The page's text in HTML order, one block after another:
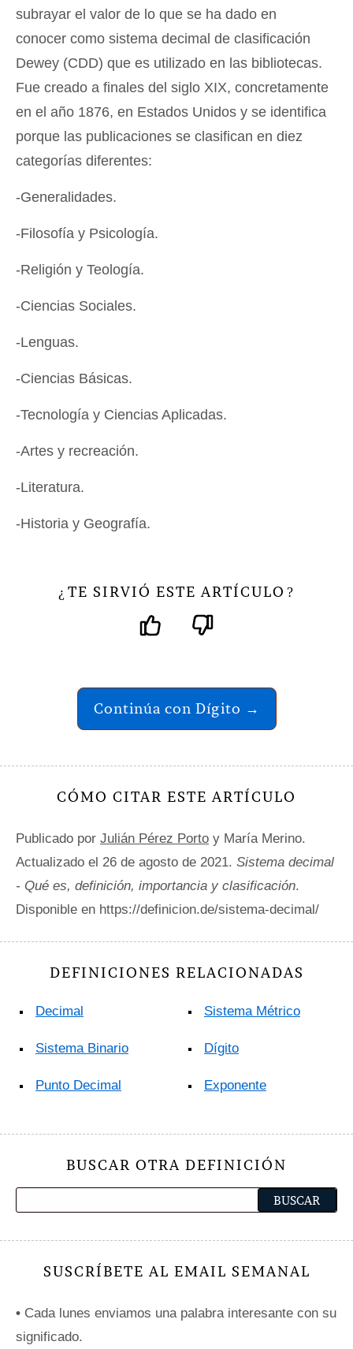
subrayar el valor de lo que se ha dado en
conocer como sistema decimal de clasificación
Dewey (CDD) que es utilizado en las bibliotecas.
Fue creado a finales del siglo XIX, concretamente
en el año 1876, en Estados Unidos y se identifica
porque las publicaciones se clasifican en diez
categorías diferentes:
-Generalidades.
-Filosofía y Psicología.
-Religión y Teología.
-Ciencias Sociales.
-Lenguas.
-Ciencias Básicas.
-Tecnología y Ciencias Aplicadas.
-Artes y recreación.
-Literatura.
-Historia y Geografía.
¿ TE SIRVIÓ ESTE ARTÍCULO ?
Continúa con Dígito →
CÓMO CITAR ESTE ARTÍCULO
Publicado por Julián Pérez Porto y María Merino.
Actualizado el 26 de agosto de 2021. Sistema decimal
- Qué es, definición, importancia y clasificación.
Disponible en https://definicion.de/sistema-decimal/
DEFINICIONES RELACIONADAS
Decimal
Sistema Binario
Punto Decimal
Sistema Métrico
Dígito
Exponente
BUSCAR OTRA DEFINICIÓN
SUSCRÍBETE AL EMAIL SEMANAL
• Cada lunes enviamos una palabra interesante con su
significado.